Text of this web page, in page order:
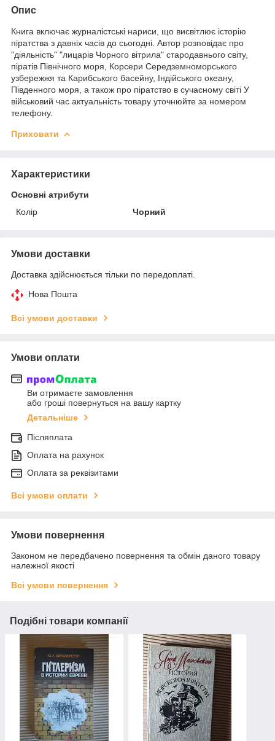
Опис
Книга включає журналістські нариси, що висвітлює історію
піратства з давніх часів до сьогодні. Автор розповідає про
"діяльність" "лицарів Чорного вітрила" стародавнього світу,
піратів Північного моря, Корсери Середземноморського
узбережжя та Карибського басейну, Індійського океану,
Південного моря, а також про піратство в сучасному світі У
військовий час актуальність товару уточнюйте за номером
телефону.
Приховати
Характеристики
Основні атрибути
Колір
Чорний
Умови доставки
Доставка здійснюється тільки по передоплаті.
Нова Пошта
Всі умови доставки
Умови оплати
Ви отримаєте замовлення
або гроші повернуться на вашу картку
Детальніше
Післяплата
Оплата на рахунок
Оплата за реквізитами
Всі умови оплати
Умови повернення
Законом не передбачено повернення та обмін даного товару
належної якості
Всі умови повернення
Подібні товари компанії